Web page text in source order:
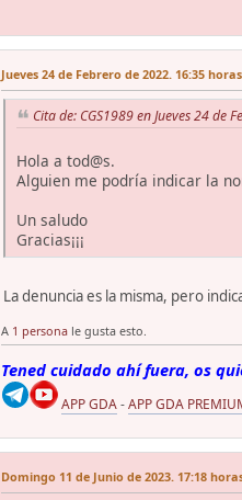
Jueves 24 de Febrero de 2022. 16:35
Cita de: CGS1989 en Jueves 24 de
Hola a tod@s.
Alguien me podría indicar la
Un saludo
Gracias¡¡¡
La denuncia es la misma, pero
A 1 persona le gusta esto.
Tened cuidado ahí fuera, os
APP GDA-APP GDA
Domingo 11 de Junio de 2023. 17:18